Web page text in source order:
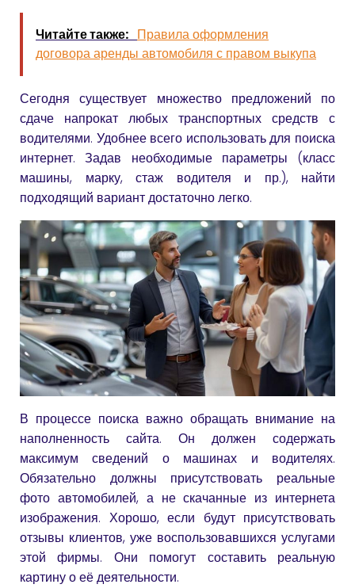
Читайте также: Правила оформления
договора аренды автомобиля с правом выкупа
Сегодня существует множество предложений по
сдаче напрокат любых транспортных средств с
водителями. Удобнее всего использовать для поиска
интернет. Задав необходимые параметры (класс
машины, марку, стаж водителя и пр.), найти
подходящий вариант достаточно легко.
В процессе поиска важно обращать внимание на
наполненность сайта. Он должен содержать
максимум сведений о машинах и водителях.
Обязательно должны присутствовать реальные
фото автомобилей, а не скачанные из интернета
изображения. Хорошо, если будут присутствовать
отзывы клиентов, уже воспользовавшихся услугами
этой фирмы. Они помогут составить реальную
картину о её деятельности.